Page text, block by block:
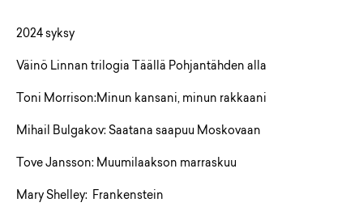
2024 syksy
Väinö Linnan trilogia Täällä Pohjantähden alla
Toni Morrison:Minun kansani, minun rakkaani
Mihail Bulgakov: Saatana saapuu Moskovaan
Tove Jansson: Muumilaakson marraskuu
Mary Shelley: Frankenstein